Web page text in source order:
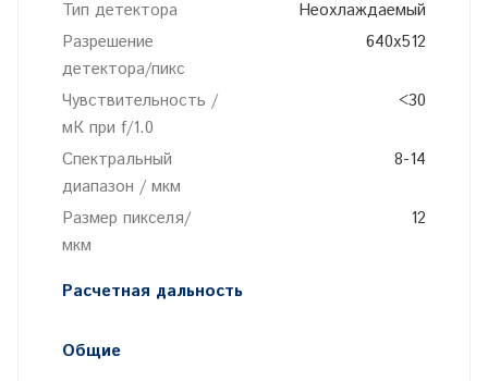
Тип детектора
Неохлаждаемый
Разрешение
детектора/пикс
640х512
Чувствительность /
мК при f/1.0
<30
Спектральный
диапазон / мкм
8-14
Размер пикселя/
мкм
12
Расчетная дальность
Общие